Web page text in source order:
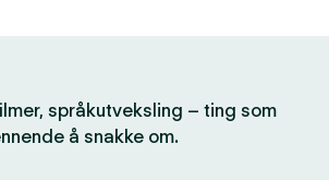
språkutveksling – ting som
å snakke om.